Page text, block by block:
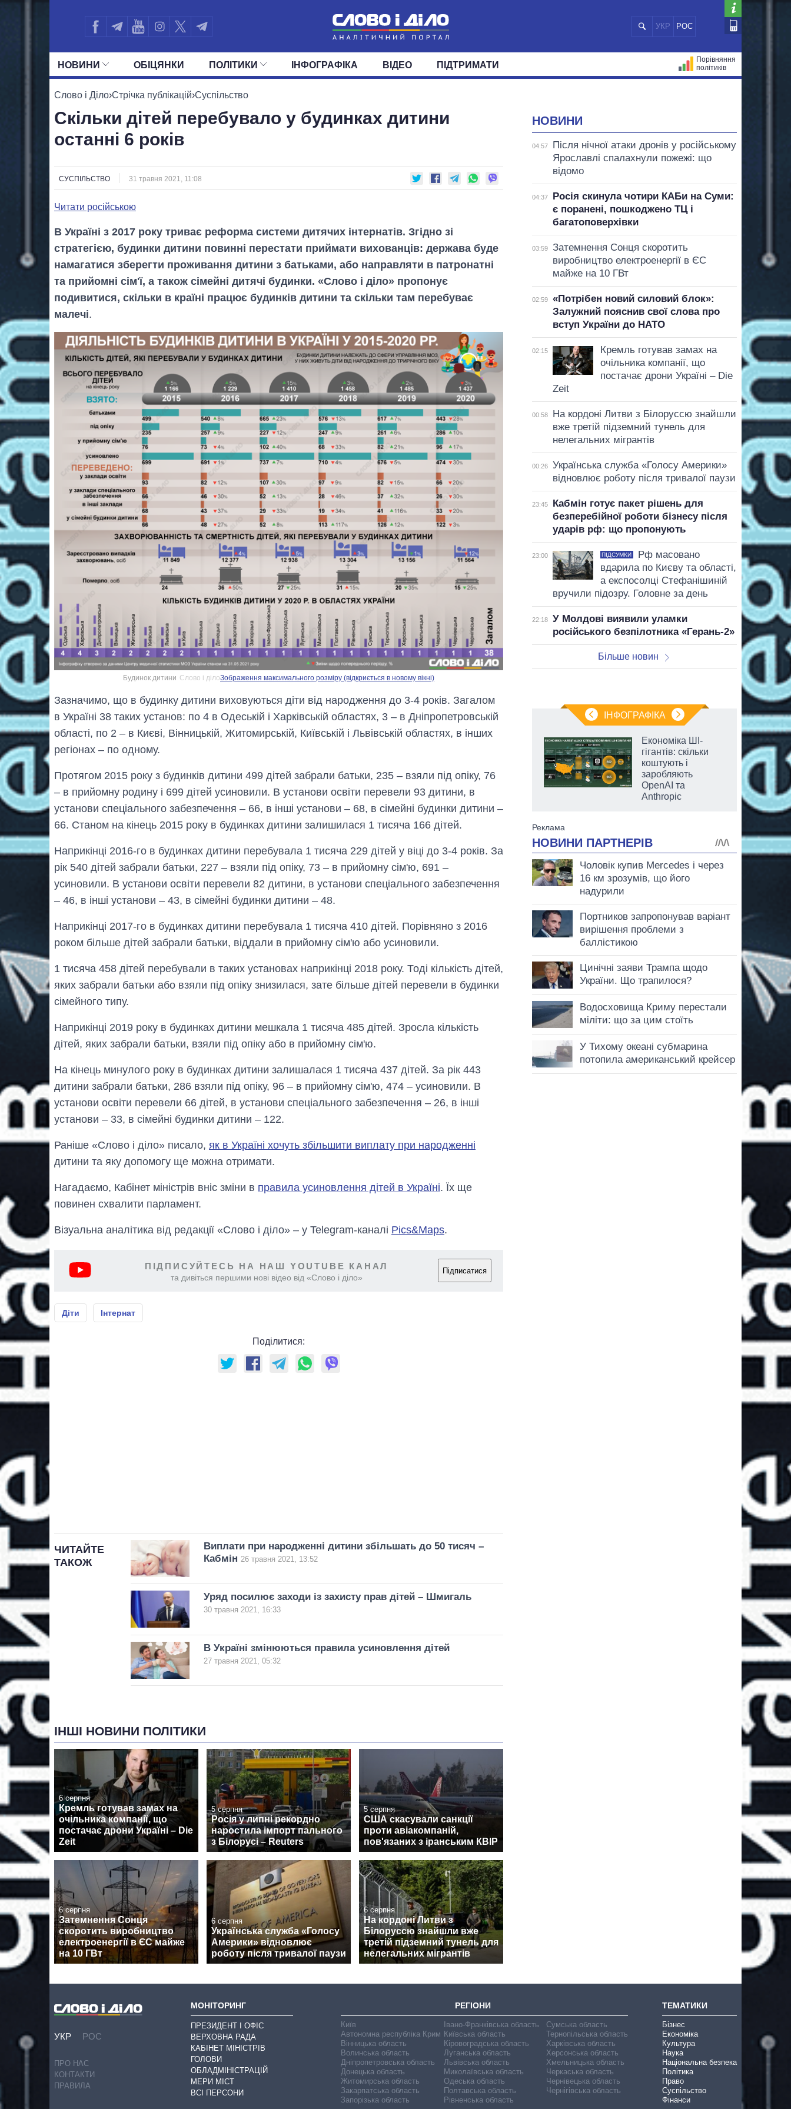
УКР РОС
НОВИНИ
ПОЛІТИКА ЕКОНОМІКА СУСПІЛЬСТВО
ОБIЦЯНКИ ПОЛIТИКИ
УСІ ПОЛІТИКИ ПРЕЗИДЕНТ І ОФІС
ДЕПУТАТИ КОМІТЕТИ ФРАКЦІЇ
ІНФОГРАФІКА ВІДЕО ПІДТРИМАТИ
Порівняння
політиків
Слово і Діло›Стрічка публікацій›Суспільство
Скільки дітей перебувало у будинках дитини
останні 6 років
СУСПІЛЬСТВО 31 травня 2021, 11:08
Читати російською
В Україні з 2017 року триває реформа системи дитячих інтернатів. Згідно зі
стратегією, будинки дитини повинні перестати приймати вихованців: держава буде
намагатися зберегти проживання дитини з батьками, або направляти в патронатні
та прийомні сім'ї, а також сімейні дитячі будинки. «Слово і діло» пропонує
подивитися, скільки в країні працює будинків дитини та скільки там перебуває
малечі.
Будинок дитини Слово і ділоЗображення максимального розміру (відкриється в новому вікні)
Зазначимо, що в будинку дитини виховуються діти від народження до 3-4 років. Загалом
в Україні 38 таких установ: по 4 в Одеській і Харківській областях, 3 – в Дніпропетровській
області, по 2 – в Києві, Вінницькій, Житомирській, Київській і Львівській областях, в інших
регіонах – по одному.
Протягом 2015 року з будинків дитини 499 дітей забрали батьки, 235 – взяли під опіку, 76
– в прийомну родину і 699 дітей усиновили. В установи освіти перевели 93 дитини, в
установи спеціального забезпечення – 66, в інші установи – 68, в сімейні будинки дитини –
66. Станом на кінець 2015 року в будинках дитини залишилася 1 тисяча 166 дітей.
Наприкінці 2016-го в будинках дитини перебувала 1 тисяча 229 дітей у віці до 3-4 років. За
рік 540 дітей забрали батьки, 227 – взяли під опіку, 73 – в прийомну сім'ю, 691 –
усиновили. В установи освіти перевели 82 дитини, в установи спеціального забезпечення
– 46, в інші установи – 43, в сімейні будинки дитини – 48.
Наприкінці 2017-го в будинках дитини перебувала 1 тисяча 410 дітей. Порівняно з 2016
роком більше дітей забрали батьки, віддали в прийомну сім'ю або усиновили.
1 тисяча 458 дітей перебували в таких установах наприкінці 2018 року. Тоді кількість дітей,
яких забрали батьки або взяли під опіку знизилася, зате більше дітей перевели в будинки
сімейного типу.
Наприкінці 2019 року в будинках дитини мешкала 1 тисяча 485 дітей. Зросла кількість
дітей, яких забрали батьки, взяли під опіку або в прийомну сім'ю.
На кінець минулого року в будинках дитини залишалася 1 тисяча 437 дітей. За рік 443
дитини забрали батьки, 286 взяли під опіку, 96 – в прийомну сім'ю, 474 – усиновили. В
установи освіти перевели 66 дітей, в установи спеціального забезпечення – 26, в інші
установи – 33, в сімейні будинки дитини – 122.
Раніше «Слово і діло» писало, як в Україні хочуть збільшити виплату при народженні
дитини та яку допомогу ще можна отримати.
Нагадаємо, Кабінет міністрів вніс зміни в правила усиновлення дітей в Україні. Їх ще
повинен схвалити парламент.
Візуальна аналітика від редакції «Слово і діло» – у Telegram-каналі Pics&Maps.
ПІДПИСУЙТЕСЬ НА НАШ YOUTUBE КАНАЛ
та дивіться першими нові відео від «Слово і діло»
Підписатися
Діти Інтернат
Поділитися:
ЧИТАЙТЕ
ТАКОЖ
Виплати при народженні дитини збільшать до 50 тисяч –
Кабмін 26 травня 2021, 13:52
Уряд посилює заходи із захисту прав дітей – Шмигаль
30 травня 2021, 16:33
В Україні змінюються правила усиновлення дітей
27 травня 2021, 05:32
ІНШІ НОВИНИ ПОЛІТИКИ
6 серпня
Кремль готував замах на
очільника компанії, що
постачає дрони Україні – Die
Zeit
5 серпня
Росія у липні рекордно
наростила імпорт пального
з Білорусі – Reuters
5 серпня
США скасували санкції
проти авіакомпаній,
пов'язаних з іранським КВІР
6 серпня
Затемнення Сонця
скоротить виробництво
електроенергії в ЄС майже
на 10 ГВт
6 серпня
Українська служба «Голосу
Америки» відновлює
роботу після тривалої паузи
6 серпня
На кордоні Литви з
Білоруссю знайшли вже
третій підземний тунель для
нелегальних мігрантів
НОВИНИ
04:57
Після нічної атаки дронів у російському
Ярославлі спалахнули пожежі: що
відомо
04:37
Росія скинула чотири КАБи на Суми:
є поранені, пошкоджено ТЦ і
багатоповерхівки
03:59
Затемнення Сонця скоротить
виробництво електроенергії в ЄС
майже на 10 ГВт
02:59
«Потрібен новий силовий блок»:
Залужний пояснив свої слова про
вступ України до НАТО
02:15
Кремль готував замах на
очільника компанії, що
постачає дрони Україні – Die
Zeit
00:58
На кордоні Литви з Білоруссю знайшли
вже третій підземний тунель для
нелегальних мігрантів
00:26
Українська служба «Голосу Америки»
відновлює роботу після тривалої паузи
23:45
Кабмін готує пакет рішень для
безперебійної роботи бізнесу після
ударів рф: що пропонують
23:00 ПІДСУМКИ
Рф масовано
вдарила по Києву та області,
а експосолці Стефанішиній
вручили підозру. Головне за день
22:18
У Молдові виявили уламки
російського безпілотника «Герань-2»
Більше новин
ІНФОГРАФІКА
Як зменшилася
Україні за роки
Економіка ШІ-
гігантів: скільки
коштують і
заробляють
OpenAI та
Anthropic
УКР РОС
ПРО НАС
КОНТАКТИ
ПРАВИЛА
МОНІТОРИНГ
ПРЕЗИДЕНТ І ОФІС
ВЕРХОВНА РАДА
КАБІНЕТ МІНІСТРІВ
ГОЛОВИ
ОБЛАДМІНІСТРАЦІЙ
МЕРИ МІСТ
ВСІ ПЕРСОНИ
РЕГІОНИ
Київ
Автономна республіка Крим
Вінницька область
Волинська область
Дніпропетровська область
Донецька область
Житомирська область
Закарпатська область
Запорізька область
Івано-Франківська область
Київська область
Кіровоградська область
Луганська область
Львівська область
Миколаївська область
Одеська область
Полтавська область
Рівненська область
Сумська область
Тернопільська область
Харківська область
Херсонська область
Хмельницька область
Черкаська область
Чернівецька область
Чернігівська область
ТЕМАТИКИ
Бізнес
Економіка
Культура
Наука
Національна безпека
Політика
Право
Суспільство
Фінанси